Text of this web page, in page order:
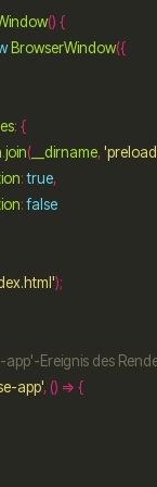
BrowserWindow
:
.join( __dirname,
: true
: false
app'